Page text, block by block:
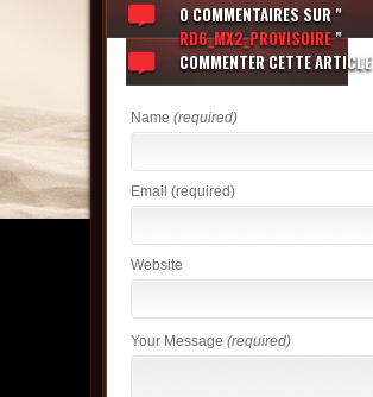
0 COMMENTAIRESSUR "
RD6_MX2_PROVISOIRE"
COMMENTER CETTE ARTICLE
Name (required)
Email (required)
Website
Your Message (required)